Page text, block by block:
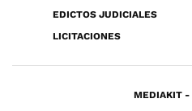
EDICTOS JUDICIALES
LICITACIONES
MEDIAKIT